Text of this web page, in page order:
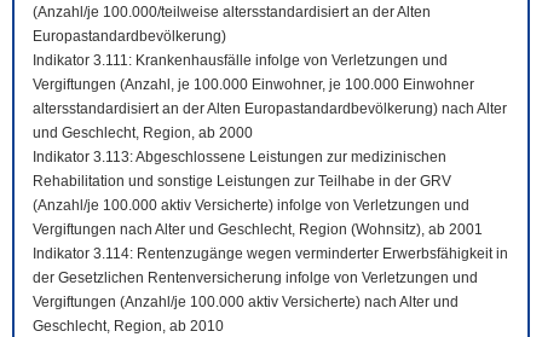
(Anzahl/je 100.000/teilweise altersstandardisiert an der Alten
Europastandardbevölkerung)
Indikator 3.111: Krankenhausfälle infolge von Verletzungen und
Vergiftungen (Anzahl, je 100.000 Einwohner, je 100.000 Einwohner
altersstandardisiert an der Alten Europastandardbevölkerung) nach Alter
und Geschlecht, Region, ab 2000
Indikator 3.113: Abgeschlossene Leistungen zur medizinischen
Rehabilitation und sonstige Leistungen zur Teilhabe in der GRV
(Anzahl/je 100.000 aktiv Versicherte) infolge von Verletzungen und
Vergiftungen nach Alter und Geschlecht, Region (Wohnsitz), ab 2001
Indikator 3.114: Rentenzugänge wegen verminderter Erwerbsfähigkeit in
der Gesetzlichen Rentenversicherung infolge von Verletzungen und
Vergiftungen (Anzahl/je 100.000 aktiv Versicherte) nach Alter und
Geschlecht, Region, ab 2010